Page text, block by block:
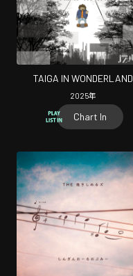
TAIGA IN WONDERLAND
2025年
Chart In